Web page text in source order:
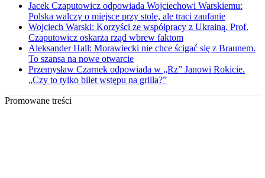
Jacek Czaputowicz odpowiada Wojciechowi Warskiemu:
Polska walczy o miejsce przy stole, ale traci zaufanie
Wojciech Warski: Korzyści ze współpracy z Ukrainą. Prof.
Czaputowicz oskarża rząd wbrew faktom
Aleksander Hall: Morawiecki nie chce ścigać się z Braunem.
To szansa na nowe otwarcie
Przemysław Czarnek odpowiada w „Rz” Janowi Rokicie.
„Czy to tylko bilet wstępu na grilla?”
Promowane treści